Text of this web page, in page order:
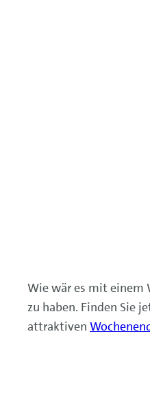
Wie wär es mit einem
zu haben. Finden Sie
attraktiven